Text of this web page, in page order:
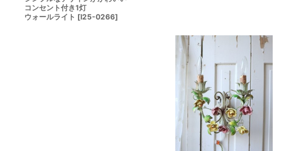
コンセント付き1灯
ウォールライト [I25-0266]